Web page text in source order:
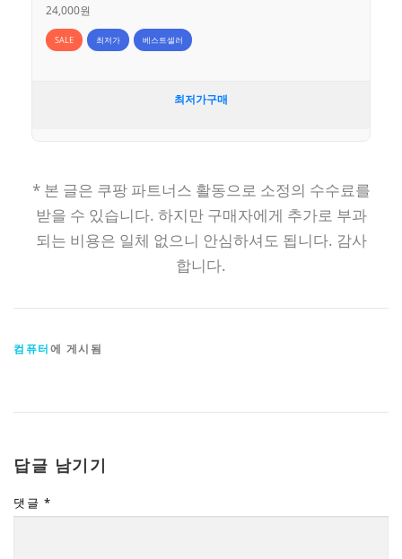
24,000원
SALE 최저가 베스트셀러
최저가구매
* 본 글은 쿠팡 파트너스 활동으로 소정의 수수료를
받을 수 있습니다. 하지만 구매자에게 추가로 부과
되는 비용은 일체 없으니 안심하셔도 됩니다. 감사
합니다.
컴퓨터에 게시됨
답글 남기기
댓글 *